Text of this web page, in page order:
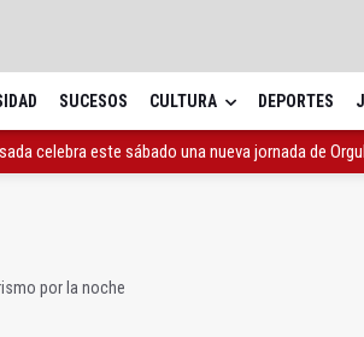
SUCESOS CULTURA DEPORTES
celebra este sábado una nueva jornada de
por la noche